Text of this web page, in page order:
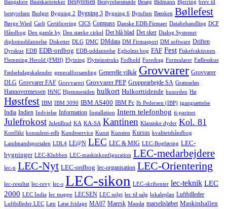
Bangalore Basiskartoteker Bestyrelsen Bestyrelsesmøde Besøg Bidmann Bjerring brev til
bestyrelsen Budget Bygning 2 Bygning 3 Bygning 6 Bytoften Bænken Bøllefest
Børge Wied Carlt Certificering CICS Compass Danske EDB-Firmaer Databehandling DCF
Håndbog Den gamle by Den stærke cirkel Det blå blad Det sker Dialog Systemet
diplomuddannelse Disketter DLG DMC DMdata DM Firmasport DM software Driften
Dyrskue EDB EDB-ordbog EDB-uddannelse Egholms bog FAF Fest Fiskefraktionen
Flemming Herold (FMH) Flytning Flytteinstruks Fodbold Foredrag Formularer Fællesskue
Fødselsdagskalender generalforsamling Generelle vilkår Grovvarer Grovvarer
DLG Grovvarer FAF Grovvareri Grovvarer PEP Gruppearbejde SA Grænseløs
Hannovermessen HiNC Hjemmesiden hulkort Hulkorttidende husorden Hø
Høstfest IBM IBM 3090 IBM AS400 IBM Pc Ib Pedersen (IBP) igangsættelse
India Indien Indvielse Information Installation Intern telefonbog it-partner
Julefrokost Juletilbud KA KA-SA Kantinen Klassiske dyder Kol. 81
Konflikt konsulent-edb Kundeservice Kunst Kunsten Kursus kvalitetshåndbog
Landmandsportalen LDL4 LE@N LEC LEC & MIG LEC-Bogføring LEC-
bygninger LEC-Klubben LEC-maskinkonfiguration LEC-medarbejdere
lec-n LEC-Nyt LEC-ordbog lec-organisation LEC-Orientering
lec-resultat lec-revy lec-s LEC-sikon LEC-skribenter lec-teknik LEC
2000 LEC India lec mappe LECSEN LEC solgt lec til salg lokaleplan Luftbilleder
Luftbilleder LEC Løn Løse fridage MA07 Maersk Mandø marselisløbet Maskinhallen